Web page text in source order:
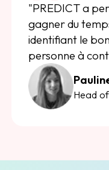
"PREDICT a
gagner du
identifiant le
personne à
Head